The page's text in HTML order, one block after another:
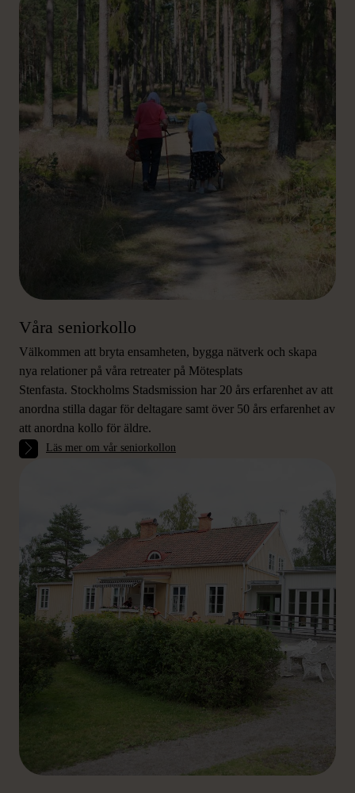
Våra seniorkollo
Välkommen att bryta ensamheten, bygga nätverk och skapa
nya relationer på våra retreater på Mötesplats
Stenfasta. Stockholms Stadsmission har 20 års erfarenhet av att
anordna stilla dagar för deltagare samt över 50 års erfarenhet av
att anordna kollo för äldre.
Läs mer om vår seniorkollon